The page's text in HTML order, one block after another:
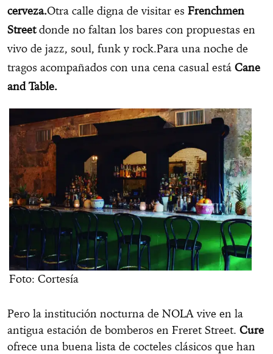
cerveza.Otra calle digna de visitar es Frenchmen
Streetdonde no faltan los bares con propuestas en
vivo de jazz, soul, funk y rock.Para una noche de
tragos acompañados con una cena casual está Cane
and Table.
Foto: Cortesía
Pero la institución nocturna de NOLA vive en la
antigua estación de bomberos en Freret Street. Cure
ofrece una buena lista de cocteles clásicos que han